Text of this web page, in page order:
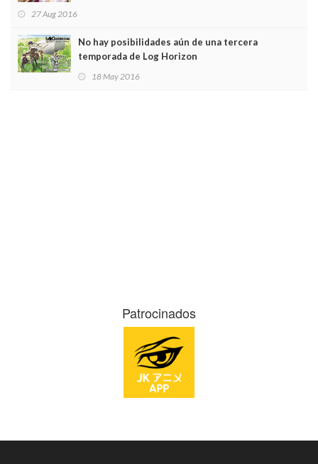
27 Aug 2016
No hay posibilidades aún de una tercera
temporada de Log Horizon
18 May 2016
Patrocinados